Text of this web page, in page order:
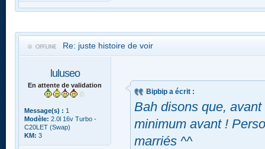
Re: juste histoire de voir
luluseo
En attente de validation
Message(s) : 1
Modèle: 2.0l 16v Turbo -
C20LET (Swap)
KM: 3
Bipbip a écrit :
Bah disons que,
minimum avant !
marriés ^^